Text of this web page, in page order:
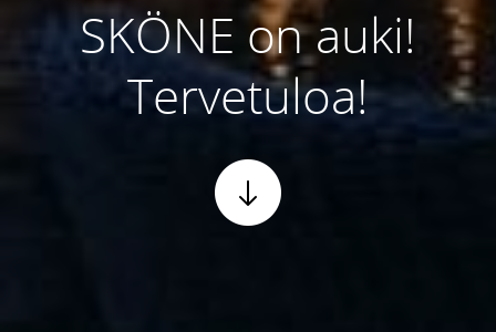
SKÖNE on auki!
Tervetuloa!